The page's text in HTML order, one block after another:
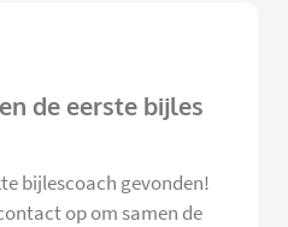
de eerste bijles
bijlescoach gevonden!
op om samen de